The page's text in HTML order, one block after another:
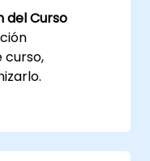
del Curso
curso,